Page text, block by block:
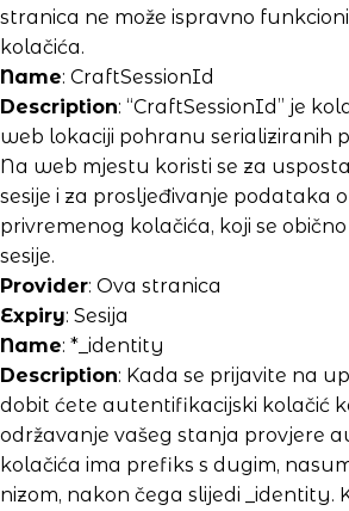
stranica ne može ispravno
kolačića.
Name: CraftSessionId
Description: “CraftSessionId” je
web lokaciji pohranu serializiranih
Na web mjestu koristi se za
sesije i za prosljeđivanje podataka
privremenog kolačića, koji se
sesije.
Provider: Ova stranica
Expiry: Sesija
Name: *_identity
Description: Kada se prijavite na
dobit ćete autentifikacijski kolačić
održavanje vašeg stanja provjere
kolačića ima prefiks s dugim,
nizom, nakon čega slijedi _identity.